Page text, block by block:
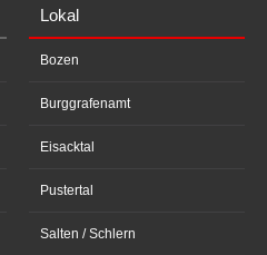
Lokal
Bozen
Burggrafenamt
Eisacktal
Pustertal
Salten / Schlern